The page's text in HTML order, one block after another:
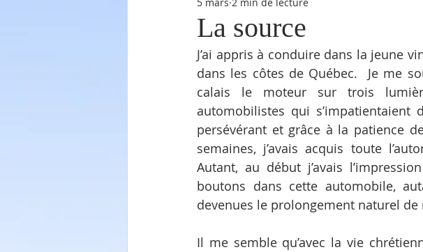
Photographies / Vidéos Informations utiles
La source
J’ai appris à conduire dans la jeune
dans les côtes de Québec.  Je me
calais le moteur sur trois
automobilistes qui s’impatientaient
persévérant et grâce à la patience
semaines, j’avais acquis toute
Autant, au début j’avais
boutons dans cette automobile,
devenues le prolongement naturel
Il me semble qu’avec la vie